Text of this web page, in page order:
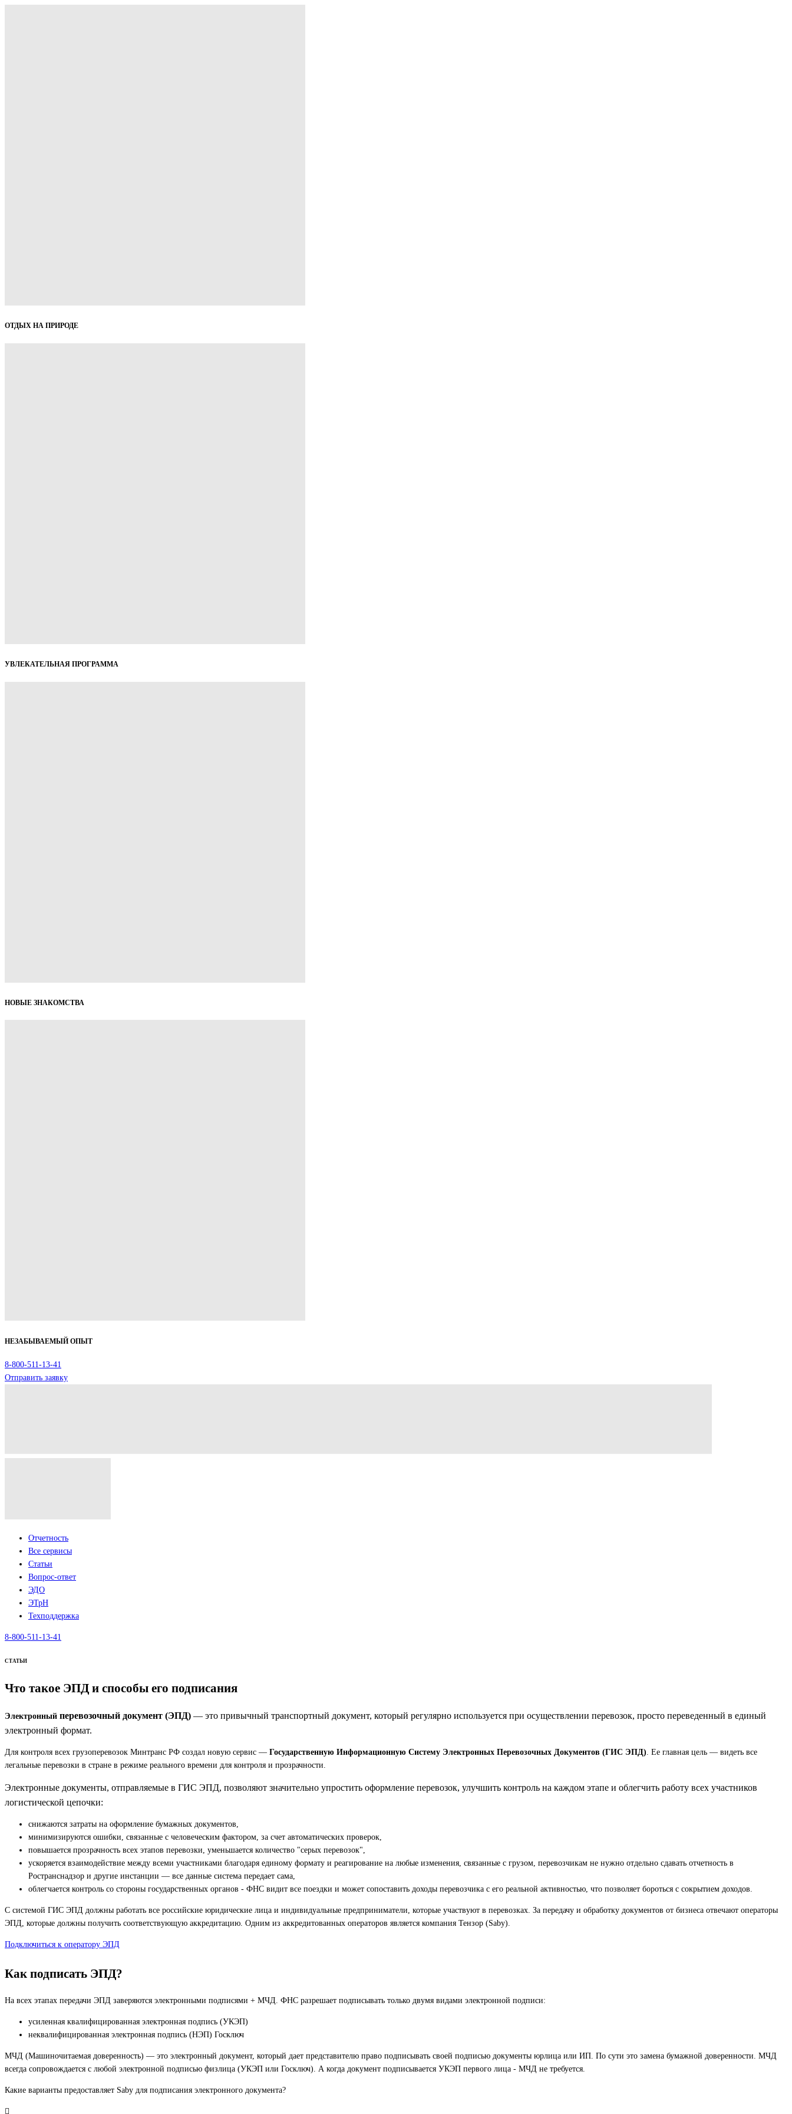
ОТДЫХ НА ПРИРОДЕ
УВЛЕКАТЕЛЬНАЯ ПРОГРАММА
НОВЫЕ ЗНАКОМСТВА
НЕЗАБЫВАЕМЫЙ ОПЫТ
8-800-511-13-41
Отправить заявку
Отчетность
Все сервисы
Статьи
Вопрос-ответ
ЭДО
ЭТрН
Техподдержка
8-800-511-13-41
СТАТЬИ
Что такое ЭПД и способы его подписания
Электронный перевозочный документ (ЭПД) — это привычный транспортный документ, который регулярно используется при осуществлении перевозок, просто переведенный в единый
электронный формат.
Для контроля всех грузоперевозок Минтранс РФ создал новую сервис — Государственную Информационную Систему Электронных Перевозочных Документов (ГИС ЭПД). Ее главная цель — видеть все
легальные перевозки в стране в режиме реального времени для контроля и прозрачности.
Электронные документы, отправляемые в ГИС ЭПД, позволяют значительно упростить оформление перевозок, улучшить контроль на каждом этапе и облегчить работу всех участников
логистической цепочки:
снижаются затраты на оформление бумажных документов,
минимизируются ошибки, связанные с человеческим фактором, за счет автоматических проверок,
повышается прозрачность всех этапов перевозки, уменьшается количество "серых перевозок",
ускоряется взаимодействие между всеми участниками благодаря единому формату и реагирование на любые изменения, связанные с грузом, перевозчикам не нужно отдельно сдавать отчетность в
Ространснадзор и другие инстанции — все данные система передает сама,
облегчается контроль со стороны государственных органов - ФНС видит все поездки и может сопоставить доходы перевозчика с его реальной активностью, что позволяет бороться с сокрытием доходов.
С системой ГИС ЭПД должны работать все российские юридические лица и индивидуальные предприниматели, которые участвуют в перевозках. За передачу и обработку документов от бизнеса отвечают операторы
ЭПД, которые должны получить соответствующую аккредитацию. Одним из аккредитованных операторов является компания Тензор (Saby).
Подключиться к оператору ЭПД
Как подписать ЭПД?
На всех этапах передачи ЭПД заверяются электронными подписями + МЧД. ФНС разрешает подписывать только двумя видами электронной подписи:
усиленная квалифицированная электронная подпись (УКЭП)
неквалифицированная электронная подпись (НЭП) Госключ
МЧД (Машиночитаемая доверенность) — это электронный документ, который дает представителю право подписывать своей подписью документы юрлица или ИП. По сути это замена бумажной доверенности. МЧД
всегда сопровождается с любой электронной подписью физлица (УКЭП или Госключ). А когда документ подписывается УКЭП первого лица - МЧД не требуется.
Какие варианты предоставляет Saby для подписания электронного документа?